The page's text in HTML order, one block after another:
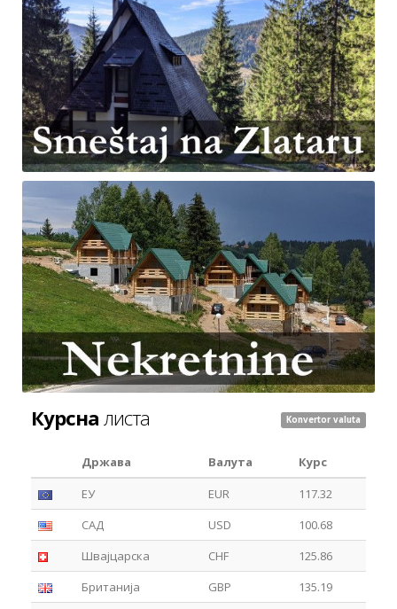
Курсна листа Konvertor valuta
Држава Валута
Курс
ЕУ
EUR
117.32
САД
USD
100.68
Швајцарска
CHF
125.86
Британија
GBP
135.19